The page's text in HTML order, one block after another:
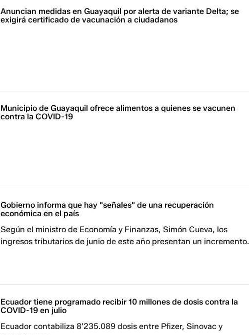
Anuncian medidas en Guayaquil por alerta de variante Delta; se
exigirá certificado de vacunación a ciudadanos
Municipio de Guayaquil ofrece alimentos a quienes se vacunen
contra la COVID-19
Gobierno informa que hay "señales" de una recuperación
económica en el país
Según el ministro de Economía y Finanzas, Simón Cueva, los
ingresos tributarios de junio de este año presentan un incremento.
Ecuador tiene programado recibir 10 millones de dosis contra la
COVID-19 en julio
Ecuador contabiliza 8’235.089 dosis entre Pfizer, Sinovac y